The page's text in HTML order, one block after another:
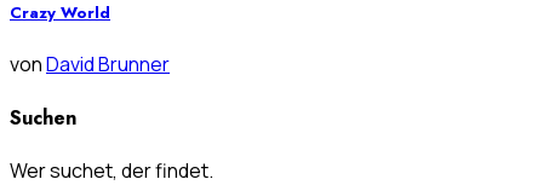
Crazy World
vonDavid Brunner
Suchen
Wer suchet, der findet.